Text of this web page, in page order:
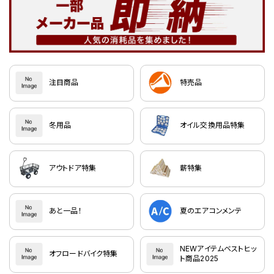
注目商品 特売品
冬用品 オイル交換用品特集
アウトドア特集 薪特集
あと一品！ 夏のエアコンメンテ
オフロードバイク特集
NEWアイテムベストヒッ
ト商品2025